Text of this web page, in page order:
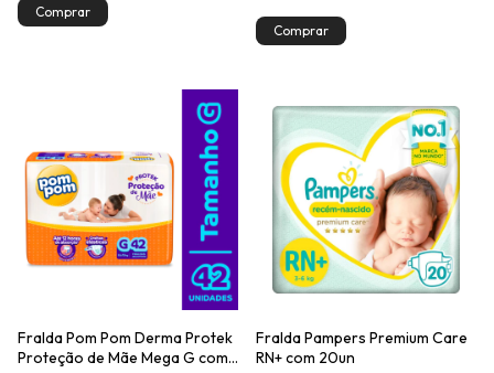
Fralda Pom Pom Derma Protek
Proteção de Mãe Mega G com
Fralda Pampers Premium Care
RN+ com 20un